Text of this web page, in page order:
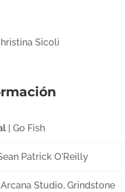
Sicoli
| Go Fish
Patrick O'Reilly
Studio, Grindstone